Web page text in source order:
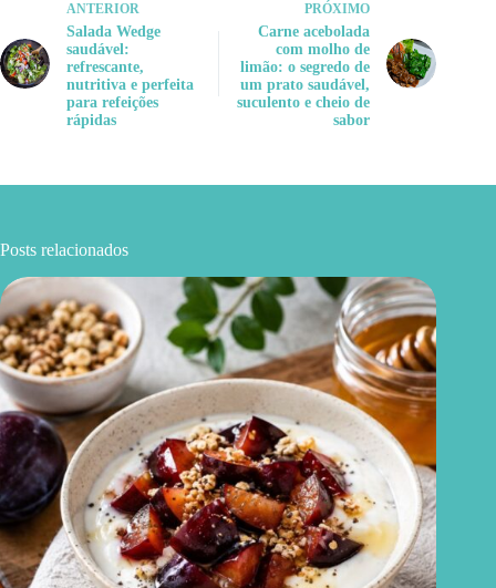
ANTERIOR
Salada Wedge
saudável:
refrescante,
nutritiva e perfeita
para refeições
rápidas
PRÓXIMO
Carne acebolada
com molho de
limão: o segredo de
um prato saudável,
suculento e cheio de
sabor
Posts relacionados